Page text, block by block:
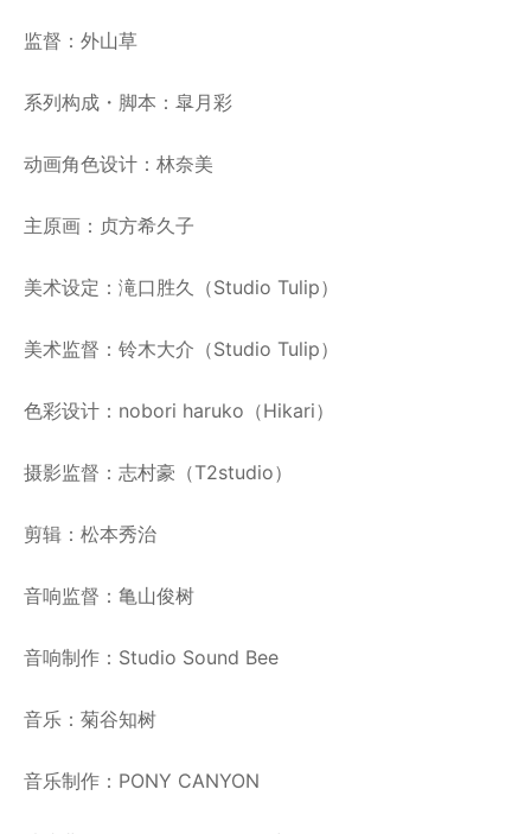
监督：外山草
系列构成・脚本：皐月彩
动画角色设计：林奈美
主原画：贞方希久子
美术设定：滝口胜久（Studio Tulip）
美术监督：铃木大介（Studio Tulip）
色彩设计：nobori haruko（Hikari）
摄影监督：志村豪（T2studio）
剪辑：松本秀治
音响监督：亀山俊树
音响制作：Studio Sound Bee
音乐：菊谷知树
音乐制作：PONY CANYON